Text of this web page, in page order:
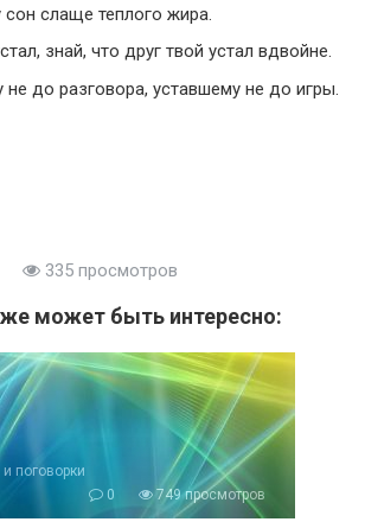
слаще теплого жира.
знай, что друг твой устал вдвойне.
не до разговора, уставшему не до игры.
335 просмотров
может быть интересно:
поговорки
0
749 просмотров